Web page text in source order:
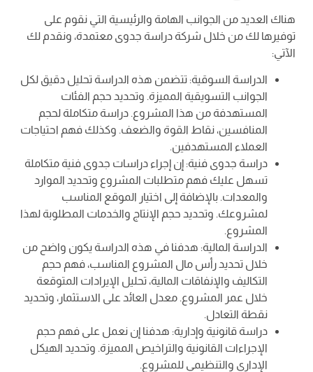
هناك العديد من الجوانب الهامة والرئيسية التي نقوم على
توفيرها لك من خلال شركة دراسة جدوى معتمدة، ونقدم لك
الآتي:
الدراسة السوقية: تتضمن هذه الدراسة تحليل دقيق لكل
الجوانب التسويقية المميزة. وتحديد حجم الفئات
المستهدفة من هذا المشروع. دراسة متكاملة لحجم
المنافسين، نقاط القوة والضعف. وكذلك فهم احتياجات
العملاء المستهدفين.
دراسة جدوى فنية: إن إجراء دراسات جدوى فنية متكاملة
تسهل عليك فهم متطلبات المشروع وتحديد الموارد
والمعدات. بالإضافة إلى اختيار الموقع المناسب
لمشروعك. وتحديد حجم الإنتاج والخدمات المطلوبة لهذا
المشروع.
الدراسة المالية: هدفنا في هذه الدراسة يكون واضح من
خلال تحديد رأس مال المشروع المناسب، فهم حجم
التكاليف والإنفاقات المالية، تحليل الإيرادات المتوقعة
خلال عمر المشروع. معدل العائد على الاستثمار، وتحديد
نقطة التعادل.
دراسة قانونية وإدارية: هدفنا إن نعمل على فهم حجم
الإجراءات القانونية والتراخيص المميزة. وتحديد الهيكل
الإداري والتنظيمي للمشروع.